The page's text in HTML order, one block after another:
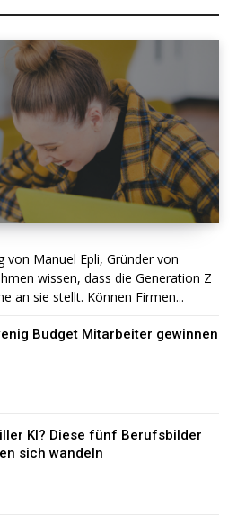
von Manuel Epli, Gründer von
wissen, dass die Generation Z
an sie stellt. Können Firmen...
Budget Mitarbeiter gewinnen
KI? Diese fünf Berufsbilder
sich wandeln